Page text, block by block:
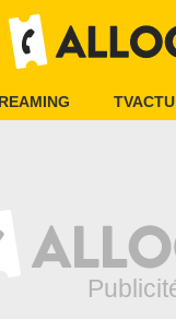
TVACTU